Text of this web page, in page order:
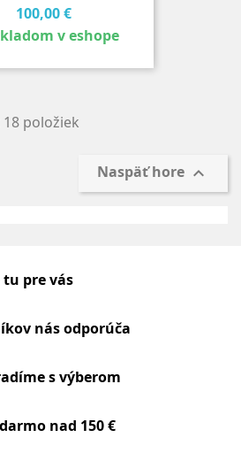
Cena
100,00 €
v eshope
18 položiek
Naspäť hore 
tu pre vás
nás odporúča
s výberom
nad 150 €